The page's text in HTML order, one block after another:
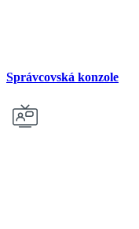
Správcovská konzole